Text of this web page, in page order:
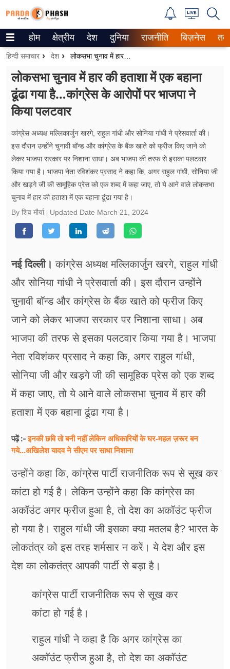
Trending on Google News
ePaper
वेब स्टोरीज
उत्तर प्रदेश
गैलरी
वीडियो
रिलेशनशिप
जीवन मंत्रा
फूड
सेहत
ब्‍यूटी
जॉब्स
अन्य खबरें
होम क्षेत्रीय देश दुनिया राजनीति बिज़नेस
हिन्दी समाचार देश लोकसभा चुनाव में हार की हताशा में एक बहाना ढूंढा गया है…कांग्रेस के आरोपों पर भाजपा ने किया पलटवार
लोकसभा चुनाव में हार की हताशा में एक बहाना
ढूंढा गया है…कांग्रेस के आरोपों पर भाजपा ने
किया पलटवार
कांग्रेस अध्यक्ष मल्लिकार्जुन खरगे, राहुल गांधी और सोनिया गांधी ने प्रेसवार्ता की।
इस दौरान उन्होंने चुनावी बॉन्ड और कांग्रेस के बैंक खाते को फ्रीज किए जाने को
लेकर भाजपा सरकार पर निशाना साधा। अब भाजपा की तरफ से इसका पलटवार
किया गया है। भाजपा नेता रविशंकर प्रसाद ने कहा कि, अगर राहुल गांधी, सोनिया जी
और खड़गे जी की सामूहिक प्रेस को एक शब्द में कहा जाए, तो ये आने वाले लोकसभा
चुनाव में हार की हताशा में एक बहाना ढूंढा गया है।
By शिव मौर्या
Updated Date March 21, 2024
नई दिल्ली। कांग्रेस अध्यक्ष मल्लिकार्जुन खरगे, राहुल गांधी
और सोनिया गांधी ने प्रेसवार्ता की। इस दौरान उन्होंने
चुनावी बॉन्ड और कांग्रेस के बैंक खाते को फ्रीज किए
जाने को लेकर भाजपा सरकार पर निशाना साधा। अब
भाजपा की तरफ से इसका पलटवार किया गया है। भाजपा
नेता रविशंकर प्रसाद ने कहा कि, अगर राहुल गांधी,
सोनिया जी और खड़गे जी की सामूहिक प्रेस को एक शब्द
में कहा जाए, तो ये आने वाले लोकसभा चुनाव में हार की
हताशा में एक बहाना ढूंढा गया है।
पढ़ें :-इनकी छवि तो बनी नहीं लेकिन अधिकारियों के घर-महल ज़रूर बन
गये...अखिलेश यादव ने सीएम पर साधा​ निशाना
उन्होंने कहा कि, कांग्रेस पार्टी राजनीतिक रूप से सूख कर
कांटा हो गई है। लेकिन उन्होंने कहा कि कांग्रेस का
अकॉउंट अगर फ्रीज हुआ है, तो देश का अकॉउंट फ्रीज
हो गया है। राहुल गांधी जी इसका क्या मतलब है? भारत के
लोकतंत्र को इस तरह शर्मसार न करें। ये देश और इस
देश का लोकतंत्र आपकी पार्टी से बड़ा है।
कांग्रेस पार्टी राजनीतिक रूप से सूख कर
कांटा हो गई है।
राहुल गांधी ने कहा है कि अगर कांग्रेस का
अकॉउंट फ्रीज हुआ है, तो देश का अकॉउंट